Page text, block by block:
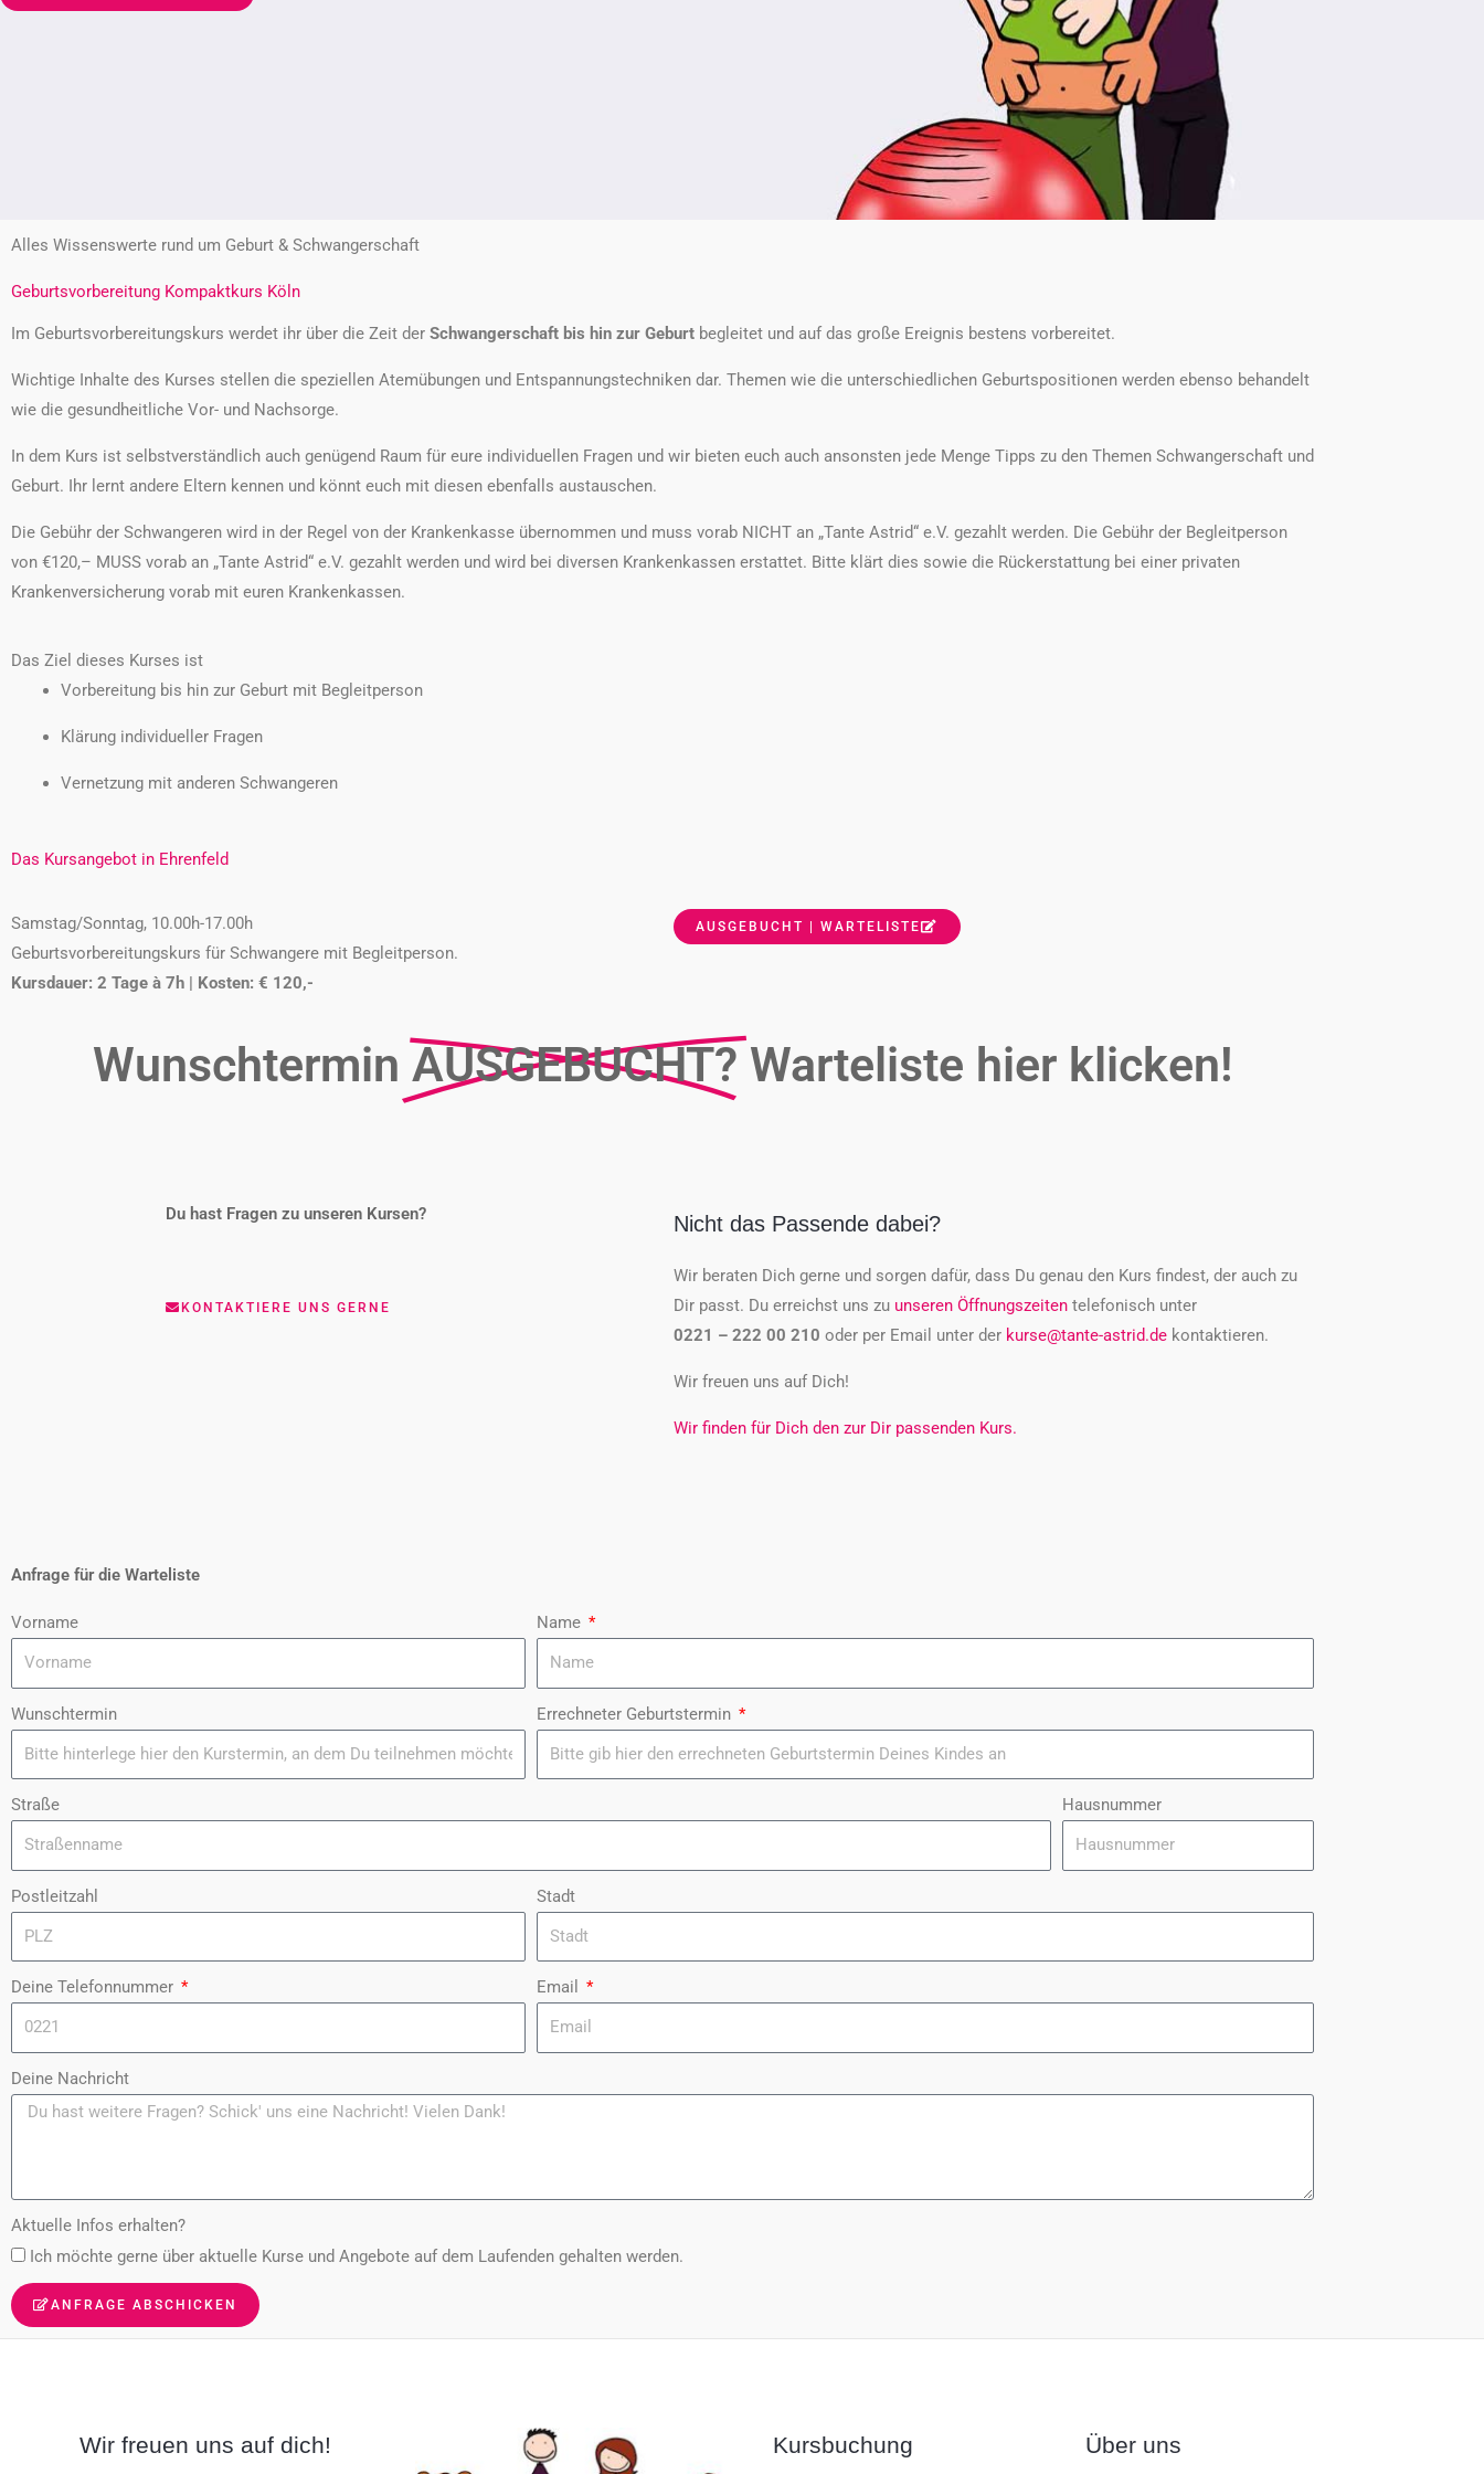
Alles Wissenswerte rund um Geburt & Schwangerschaft
Geburtsvorbereitung Kompaktkurs Köln
Im Geburtsvorbereitungskurs werdet ihr über die Zeit der Schwangerschaft bis hin zur Geburt begleitet und auf das große Ereignis bestens vorbereitet.
Wichtige Inhalte des Kurses stellen die speziellen Atemübungen und Entspannungstechniken dar. Themen wie die unterschiedlichen Geburtspositionen werden ebenso behandelt
wie die gesundheitliche Vor- und Nachsorge.
In dem Kurs ist selbstverständlich auch genügend Raum für eure individuellen Fragen und wir bieten euch auch ansonsten jede Menge Tipps zu den Themen Schwangerschaft und
Geburt. Ihr lernt andere Eltern kennen und könnt euch mit diesen ebenfalls austauschen.
Die Gebühr der Schwangeren wird in der Regel von der Krankenkasse übernommen und muss vorab NICHT an „Tante Astrid“ e.V. gezahlt werden. Die Gebühr der Begleitperson
von €120,– MUSS vorab an „Tante Astrid“ e.V. gezahlt werden und wird bei diversen Krankenkassen erstattet. Bitte klärt dies sowie die Rückerstattung bei einer privaten
Krankenversicherung vorab mit euren Krankenkassen.
Das Ziel dieses Kurses ist
Vorbereitung bis hin zur Geburt mit Begleitperson
Klärung individueller Fragen
Vernetzung mit anderen Schwangeren
Das Kursangebot in Ehrenfeld
Samstag/Sonntag, 10.00h-17.00h
Geburtsvorbereitungskurs für Schwangere mit Begleitperson.
Kursdauer: 2 Tage à 7h | Kosten: € 120,-
AUSGEBUCHT | WARTELISTE
Wunschtermin AUSGEBUCHT? Warteliste hier klicken!
Du hast Fragen zu unseren Kursen?
KONTAKTIERE UNS GERNE
Nicht das Passende dabei?
Wir beraten Dich gerne und sorgen dafür, dass Du genau den Kurs findest, der auch zu
Dir passt. Du erreichst uns zu unseren Öffnungszeiten telefonisch unter
0221 – 222 00 210 oder per Email unter der kurse@tante-astrid.de kontaktieren.
Wir freuen uns auf Dich!
Wir finden für Dich den zur Dir passenden Kurs.
Anfrage für die Warteliste
Vorname Name
Wunschtermin Errechneter Geburtstermin
Straße Hausnummer
Postleitzahl Stadt
Deine Telefonnummer Email
Deine Nachricht
Aktuelle Infos erhalten?
Ich möchte gerne über aktuelle Kurse und Angebote auf dem Laufenden gehalten werden.
ANFRAGE ABSCHICKEN
Wir freuen uns auf dich! Kursbuchung Über uns